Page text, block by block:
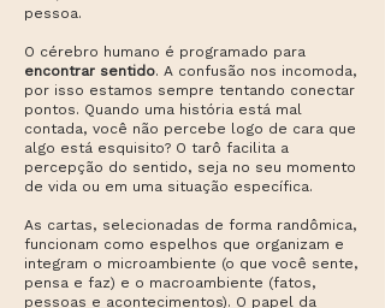
pessoa.
O cérebro humano é programado para
encontrar sentido. A confusão nos incomoda,
por isso estamos sempre tentando conectar
pontos. Quando uma história está mal
contada, você não percebe logo de cara que
algo está esquisito? O tarô facilita a
percepção do sentido, seja no seu momento
de vida ou em uma situação específica.
As cartas, selecionadas de forma randômica,
funcionam como espelhos que organizam e
integram o microambiente (o que você sente,
pensa e faz) e o macroambiente (fatos,
pessoas e acontecimentos). O papel da